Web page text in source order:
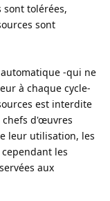
tolérées,
sont
automatique -qui ne
à chaque cycle-
est interdite
d'œuvres
leur utilisation, les
les
aux